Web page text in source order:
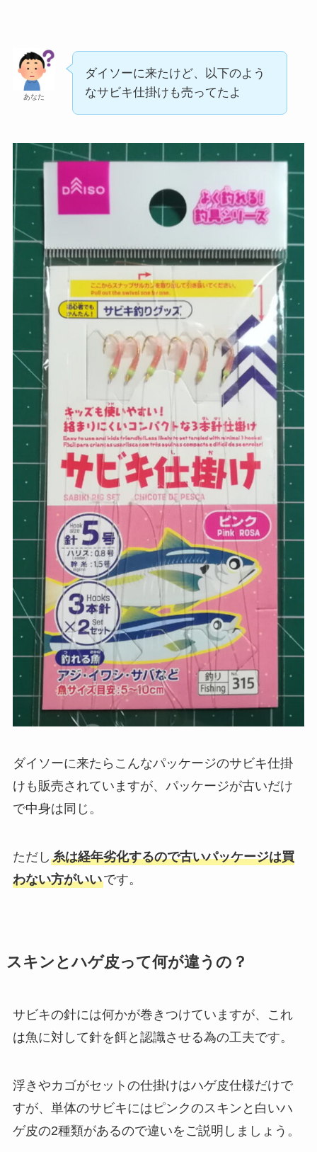
あなた
ダイソーに来たけど、以下のよう
なサビキ仕掛けも売ってたよ
ダイソーに来たらこんなパッケージのサビキ仕掛
けも販売されていますが、パッケージが古いだけ
で中身は同じ。
ただし 糸は経年劣化するので古いパッケージは買
わない方がいいです。
スキンとハゲ皮って何が違うの？
サビキの針には何かが巻きつけていますが、これ
は魚に対して針を餌と認識させる為の工夫です。
浮きやカゴがセットの仕掛けはハゲ皮仕様だけで
すが、単体のサビキにはピンクのスキンと白いハ
ゲ皮の2種類があるので違いをご説明しましょう。